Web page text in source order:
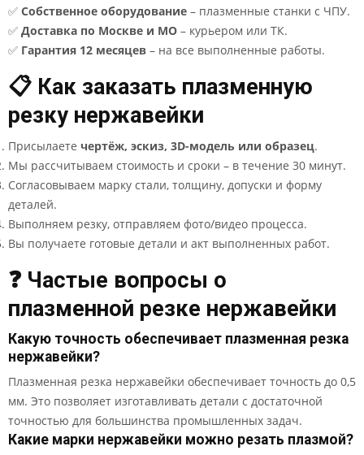
✅ Собственное оборудование – плазменные станки с ЧПУ.
✅ Доставка по Москве и МО – курьером или ТК.
✅ Гарантия 12 месяцев – на все выполненные работы.
📋 Как заказать плазменную
резку нержавейки
Присылаете чертёж, эскиз, 3D-модель или образец.
Мы рассчитываем стоимость и сроки – в течение 30 минут.
Согласовываем марку стали, толщину, допуски и форму
деталей.
Выполняем резку, отправляем фото/видео процесса.
Вы получаете готовые детали и акт выполненных работ.
❓ Частые вопросы о
плазменной резке нержавейки
Какую точность обеспечивает плазменная резка
нержавейки?
Плазменная резка нержавейки обеспечивает точность до 0,5
мм. Это позволяет изготавливать детали с достаточной
точностью для большинства промышленных задач.
Какие марки нержавейки можно резать плазмой?